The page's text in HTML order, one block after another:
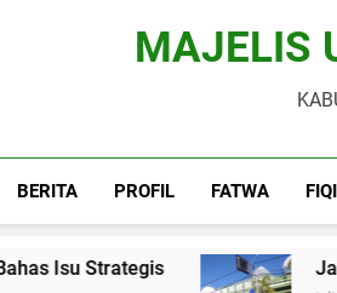
MAJELIS
BERITA PROFIL FATWA
Jangan Bangga